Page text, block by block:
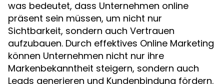
was bedeutet, dass Unternehmen online
präsent sein müssen, um nicht nur
Sichtbarkeit, sondern auch Vertrauen
aufzubauen. Durch effektives Online Marketing
können Unternehmen nicht nur ihre
Markenbekanntheit steigern, sondern auch
Leads generieren und Kundenbindung fördern.